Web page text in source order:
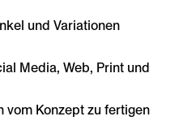
und Variationen
Media, Web, Print und
vom Konzept zu fertigen